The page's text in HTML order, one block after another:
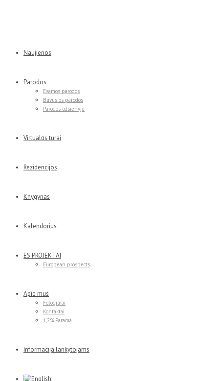
Naujienos
Parodos
Esamos parodos
Buvusios parodos
Parodos užsienyje
Virtualūs turai
Rezidencijos
Knygynas
Kalendorius
ES PROJEKTAI
European prospects
Apie mus
Fotografai
Kontaktai
1,2% Parama
Informacija lankytojams